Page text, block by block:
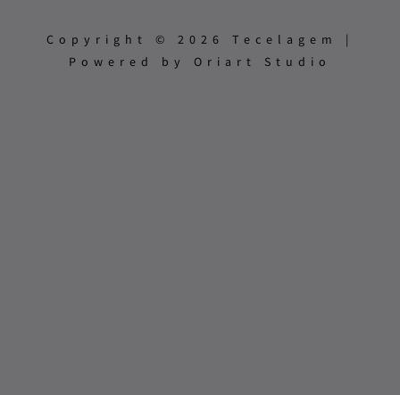
Copyright © 2026 Tecelagem |
Powered by Oriart Studio